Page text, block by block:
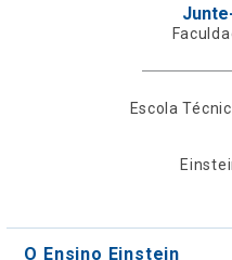
Escola
O Ensino Einstein